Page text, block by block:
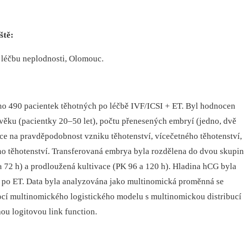
neplodnosti, Olomouc.
490 pacientek těhotných po léčbě IVF/ICSI + ET. Byl hodnocen
(pacientky 20–50 let), počtu přenesených embryí (jedno, dvě
na pravděpodobnost vzniku těhotenství, vícečetného těhotenství,
těhotenství. Transferovaná embrya byla rozdělena do dvou skupin
72 h) a prodloužená kultivace (PK 96 a 120 h). Hladina hCG byla
ET. Data byla analyzována jako multinomická proměnná se
multinomického logistického modelu s multinomickou distribucí
logitovou link function.